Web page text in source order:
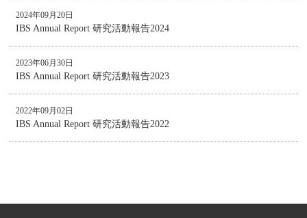
2024年09月20日
IBS Annual Report 研究活動報告2024
2023年06月30日
IBS Annual Report 研究活動報告2023
2022年09月02日
IBS Annual Report 研究活動報告2022